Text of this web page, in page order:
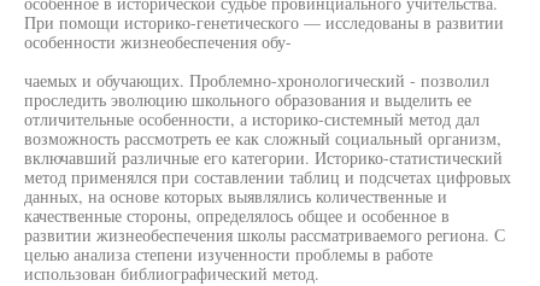
При помощи историко-генетического — исследованы в развитии
особенности жизнеобеспечения обу-
чаемых и обучающих. Проблемно-хронологический - позволил
проследить эволюцию школьного образования и выделить ее
отличительные особенности, а историко-системный метод дал
возможность рассмотреть ее как сложный социальный организм,
включавший различные его категории. Историко-статистический
метод применялся при составлении таблиц и подсчетах цифровых
данных, на основе которых выявлялись количественные и
качественные стороны, определялось общее и особенное в
развитии жизнеобеспечения школы рассматриваемого региона. С
целью анализа степени изученности проблемы в работе
использован библиографический метод.